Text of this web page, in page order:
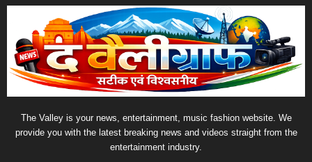
The Valley is your news, entertainment, music fashion website. We
provide you with the latest breaking news and videos straight from the
entertainment industry.